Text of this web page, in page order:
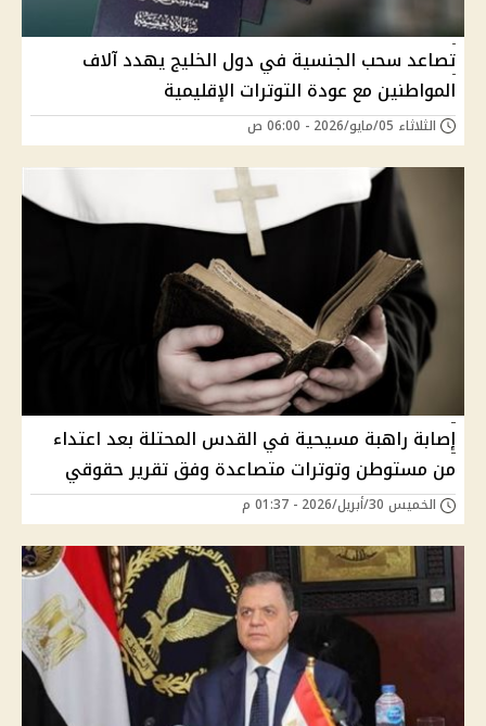
تصاعد سحب الجنسية في دول الخليج يهدد آلاف
المواطنين مع عودة التوترات الإقليمية
الثلاثاء 05/مايو/2026 - 06:00 ص
إصابة راهبة مسيحية في القدس المحتلة بعد اعتداء
من مستوطن وتوترات متصاعدة وفق تقرير حقوقي
الخميس 30/أبريل/2026 - 01:37 م